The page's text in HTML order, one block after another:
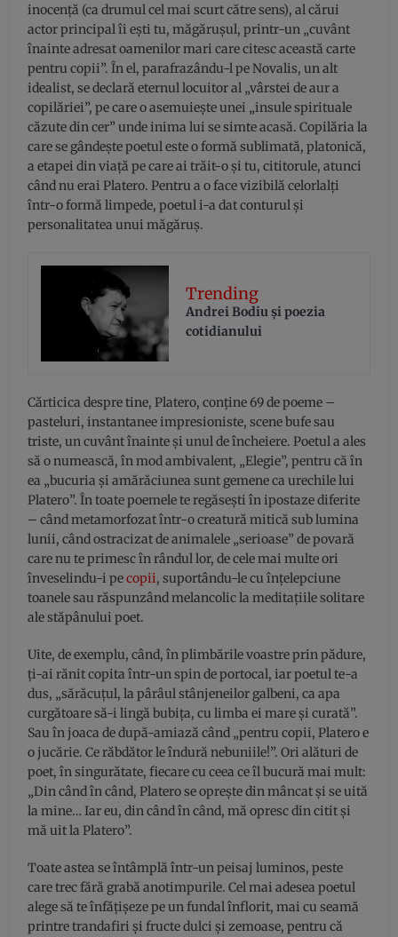
inocență (ca drumul cel mai scurt către sens), al cărui
actor principal îi ești tu, măgărușul, printr-un „cuvânt
înainte adresat oamenilor mari care citesc această carte
pentru copii”. În el, parafrazându-l pe Novalis, un alt
idealist, se declară eternul locuitor al „vârstei de aur a
copilăriei”, pe care o asemuiește unei „insule spirituale
căzute din cer” unde inima lui se simte acasă. Copilăria la
care se gândește poetul este o formă sublimată, platonică,
a etapei din viață pe care ai trăit-o și tu, cititorule, atunci
când nu erai Platero. Pentru a o face vizibilă celorlalți
într-o formă limpede, poetul i-a dat conturul și
personalitatea unui măgăruș.
Trending
Andrei Bodiu şi poezia
cotidianului
Cărticica despre tine, Platero, conține 69 de poeme –
pasteluri, instantanee impresioniste, scene bufe sau
triste, un cuvânt înainte și unul de încheiere. Poetul a ales
să o numească, în mod ambivalent, „Elegie”, pentru că în
ea „bucuria și amărăciunea sunt gemene ca urechile lui
Platero”. În toate poemele te regăsești în ipostaze diferite
– când metamorfozat într-o creatură mitică sub lumina
lunii, când ostracizat de animalele „serioase” de povară
care nu te primesc în rândul lor, de cele mai multe ori
înveselindu-i pecopii, suportându-le cu înțelepciune
toanele sau răspunzând melancolic la meditațiile solitare
ale stăpânului poet.
Uite, de exemplu, când, în plimbările voastre prin pădure,
ți-ai rănit copita într-un spin de portocal, iar poetul te-a
dus, „sărăcuțul, la pârâul stânjeneilor galbeni, ca apa
curgătoare să-i lingă bubița, cu limba ei mare și curată”.
Sau în joaca de după-amiază când „pentru copii, Platero e
o jucărie. Ce răbdător le îndură nebuniile!”. Ori alături de
poet, în singurătate, fiecare cu ceea ce îl bucură mai mult:
„Din când în când, Platero se oprește din mâncat și se uită
la mine… Iar eu, din când în când, mă opresc din citit și
mă uit la Platero”.
Toate astea se întâmplă într-un peisaj luminos, peste
care trec fără grabă anotimpurile. Cel mai adesea poetul
alege să te înfățișeze pe un fundal înflorit, mai cu seamă
printre trandafiri și fructe dulci și zemoase, pentru că